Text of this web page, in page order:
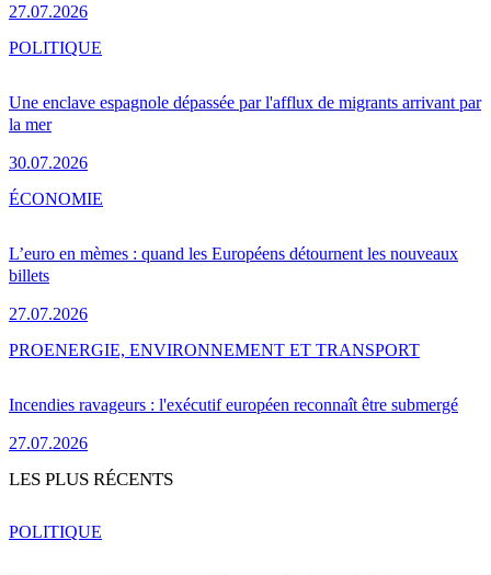
27.07.2026
Une enclave espagnole dépassée par l'afflux de migrants arrivant par
la mer
30.07.2026
POLITIQUE
L’euro en mèmes : quand les Européens détournent les nouveaux
billets
27.07.2026
ÉCONOMIE
Incendies ravageurs : l'exécutif européen reconnaît être submergé
27.07.2026
PROENERGIE, ENVIRONNEMENT ET TRANSPORT
LES PLUS RÉCENTS
POLITIQUE